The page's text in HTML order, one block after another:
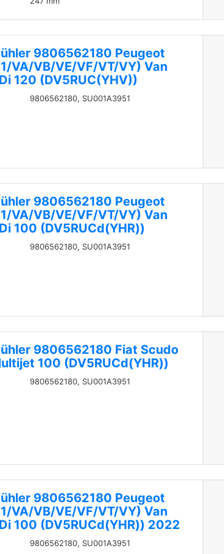
9806562180 Peugeot
VA/VB/VE/VF/VT/VY) Van
120 (DV5RUC(YHV))
9806562180, SU001A3951
9806562180 Peugeot
VA/VB/VE/VF/VT/VY) Van
100 (DV5RUCd(YHR))
9806562180, SU001A3951
9806562180 Fiat Scudo
100 (DV5RUCd(YHR))
9806562180, SU001A3951
9806562180 Peugeot
VA/VB/VE/VF/VT/VY) Van
100 (DV5RUCd(YHR)) 2022
9806562180, SU001A3951